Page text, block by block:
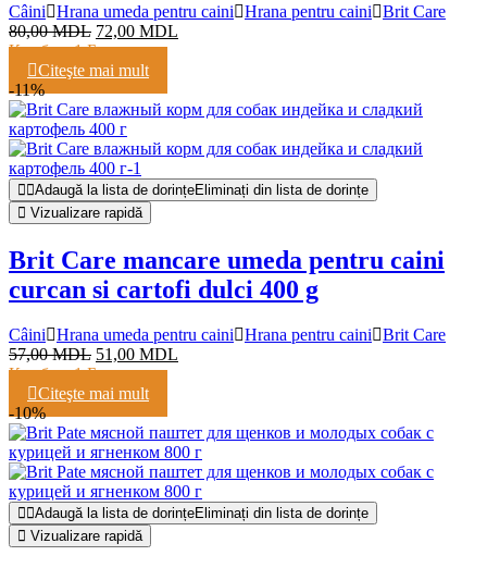
Câini Hrana umeda pentru caini Hrana pentru caini
Brit Care
80,00MDL 72,00 MDL
Кешбэк:1 Балл
Citeşte mai mult
-11%
Adaugă la lista de dorințeEliminați din lista de dorințe
Vizualizare rapidă
Brit Care mancare umeda pentru caini
curcan si cartofi dulci 400 g
Câini Hrana umeda pentru caini Hrana pentru caini Brit Care
57,00MDL 51,00 MDL
Кешбэк:1 Балл
Citeşte mai mult
-10%
Adaugă la lista de dorințeEliminați din lista de dorințe
Vizualizare rapidă